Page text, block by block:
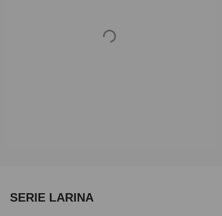
Loading...
Produktgalerie überspringen
SERIE LARINA